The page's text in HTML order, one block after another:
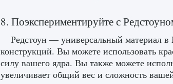
8. Поэкспериментируйте с
Редстоун — универсальный материал
конструкций. Вы можете использовать
силу вашего ядра. Вы также можете
увеличивает общий вес и сложность